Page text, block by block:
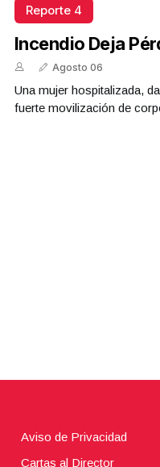
Reporte 4
Incendio Deja
Agosto 06
Una mujer hospitalizada,
fuerte movilización deOctubre
Aviso de Privacidad
Cartas al Director